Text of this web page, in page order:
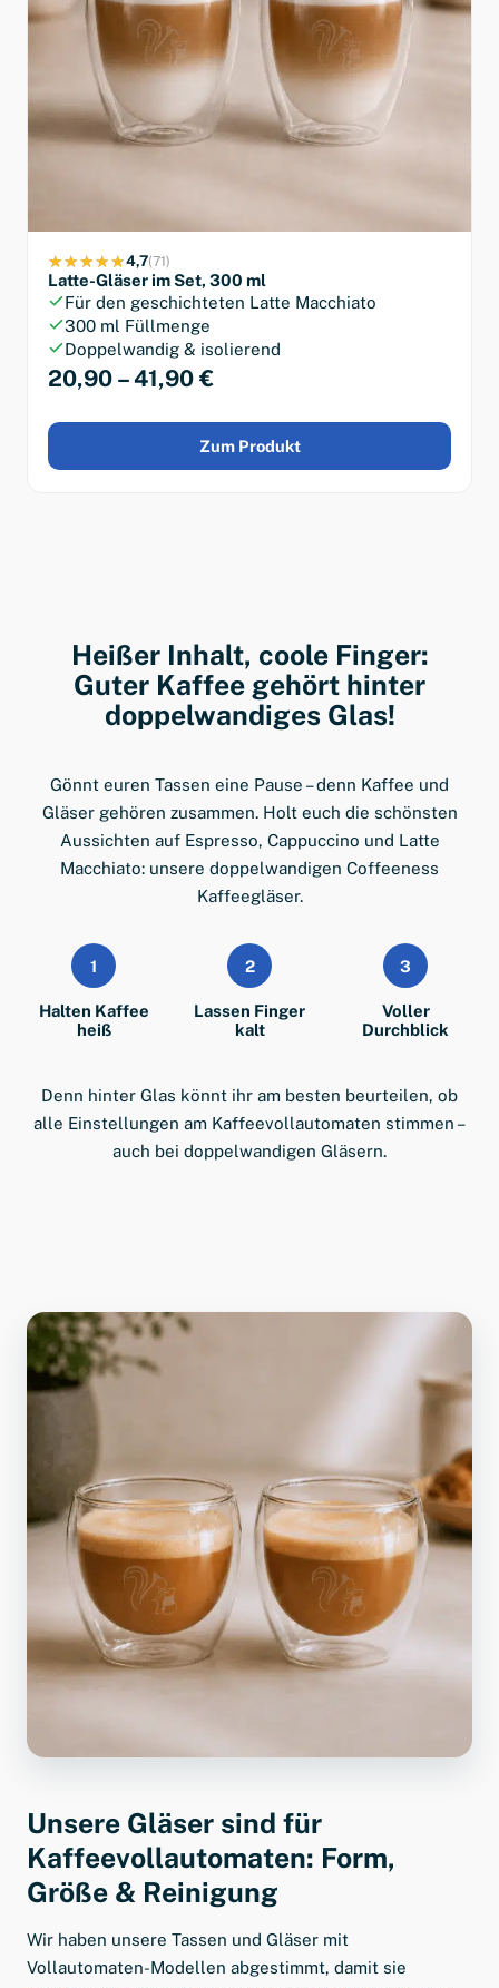
4,7(71)
Latte-Gläser im Set, 300 ml
Für den geschichteten Latte Macchiato
300 ml Füllmenge
Doppelwandig & isolierend
20,90 – 41,90 €
Zum Produkt
Heißer Inhalt, coole Finger:
Guter Kaffee gehört hinter
doppelwandiges Glas!
Gönnt euren Tassen eine Pause – denn Kaffee und
Gläser gehören zusammen. Holt euch die schönsten
Aussichten auf Espresso, Cappuccino und Latte
Macchiato: unsere doppelwandigen Coffeeness
Kaffeegläser.
1
Halten Kaffee
heiß
2
Lassen Finger
kalt
3
Voller
Durchblick
Denn hinter Glas könnt ihr am besten beurteilen, ob
alle Einstellungen am Kaffeevollautomaten stimmen –
auch bei doppelwandigen Gläsern.
Unsere Gläser sind für
Kaffeevollautomaten: Form,
Größe & Reinigung
Wir haben unsere Tassen und Gläser mit
Vollautomaten-Modellen abgestimmt, damit sie